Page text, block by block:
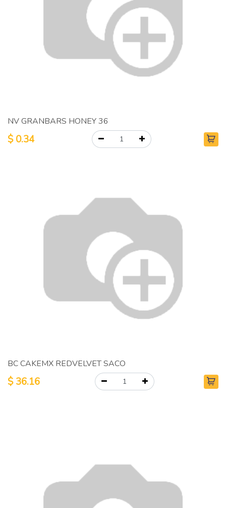
NV GRANBARS HONEY 36
$0.34
BC CAKEMX REDVELVET SACO
$36.16